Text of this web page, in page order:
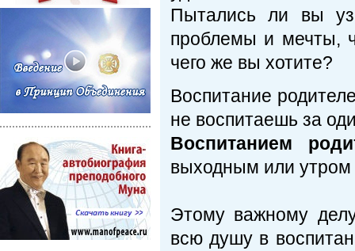
Пытались ли вы
проблемы и мечты,
чего же вы хотите?
Воспитание
не воспитаешь за
Воспитанием
выходным или утром
Этому важному
всю душу в